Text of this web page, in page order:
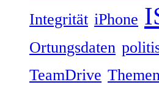
Integrität iPhone
Ortungsdaten
TeamDrive